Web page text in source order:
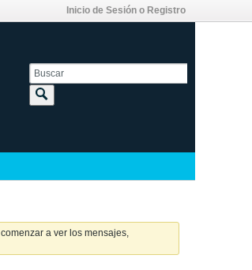
Inicio de Sesión o Registro
a ver los mensajes,